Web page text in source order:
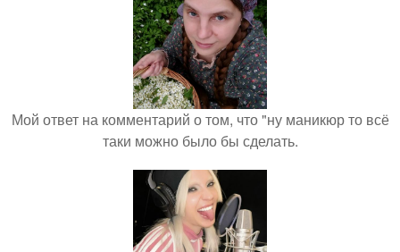
Мой ответ на комментарий о том, что "ну маникюр то всё
таки можно было бы сделать.